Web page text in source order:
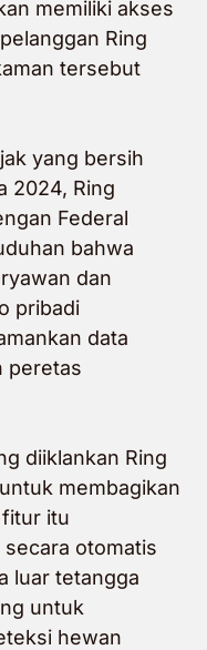
memiliki akses
Ring
tersebut
yang bersih
2024, Ring
Federal
bahwa
dan
pribadi
data
peretas
diiklankan Ring
membagikan
itu
otomatis
luar tetangga
untuk
hewan